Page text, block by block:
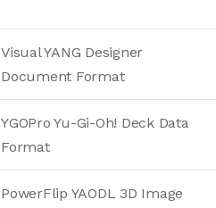
Visual YANG Designer
Document Format
YGOPro Yu-Gi-Oh! Deck Data
Format
PowerFlip YAODL 3D Image